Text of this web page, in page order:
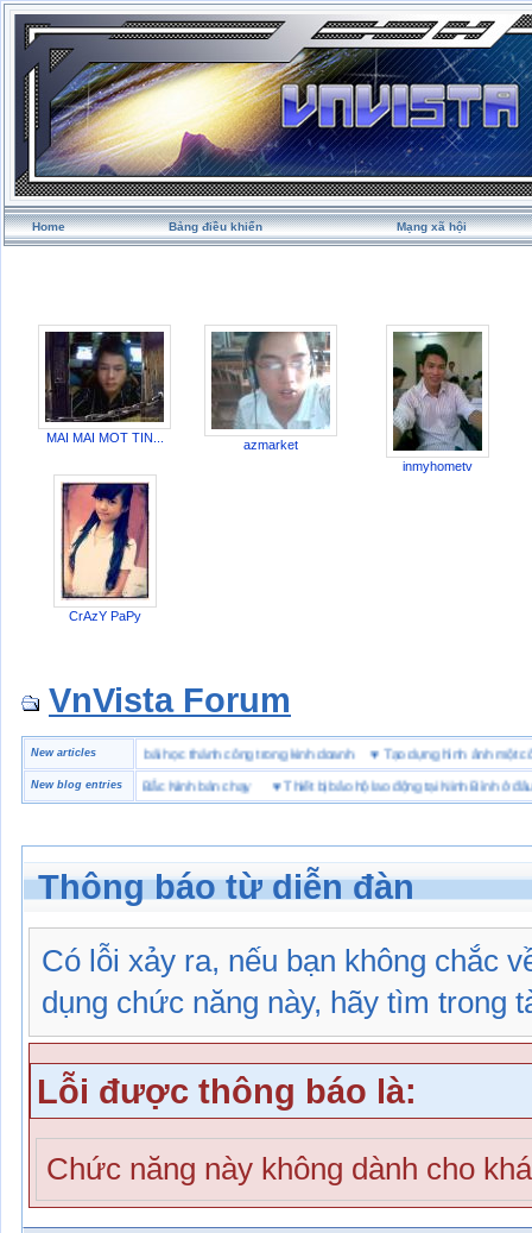
Home Bảng điều khiển Mạng xã hội
MAI MAI MOT TIN...
azmarket
inmyhometv
CrAzY PaPy
VnVista Forum
New articles
biệt” của Microsoft ♥4 bài học thành công trong kinh doanh ♥Tạo dựng hình ảnh
New blog entries
giày bảo hộ tại Bắc Ninh bán chạy♥ Thiết bị bảo hộ lao động tại Ninh Bình ở đâu
Thông báo từ diễn đàn
Có lỗi xảy ra, nếu bạn không chắc
dụng chức năng này, hãy tìm trong
Lỗi được thông báo là:
Chức năng này không dành cho